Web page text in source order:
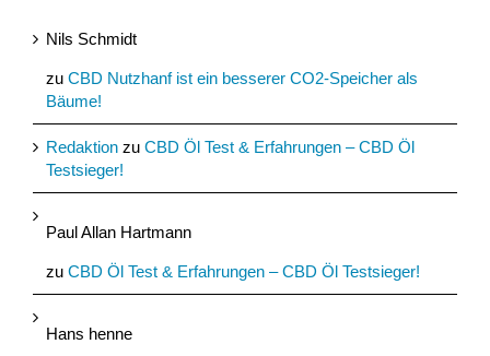
Nils Schmidt
zu CBD Nutzhanf ist ein besserer CO2-Speicher als
Bäume!
Redaktion zu CBD Öl Test & Erfahrungen – CBD Öl
Testsieger!
Paul Allan Hartmann
zu CBD Öl Test & Erfahrungen – CBD Öl Testsieger!
Hans henne